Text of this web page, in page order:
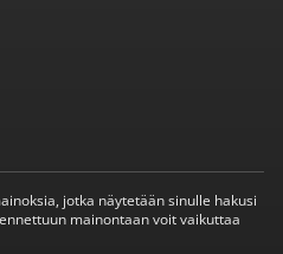
jotka näytetään sinulle hakusi
mainontaan voit vaikuttaa